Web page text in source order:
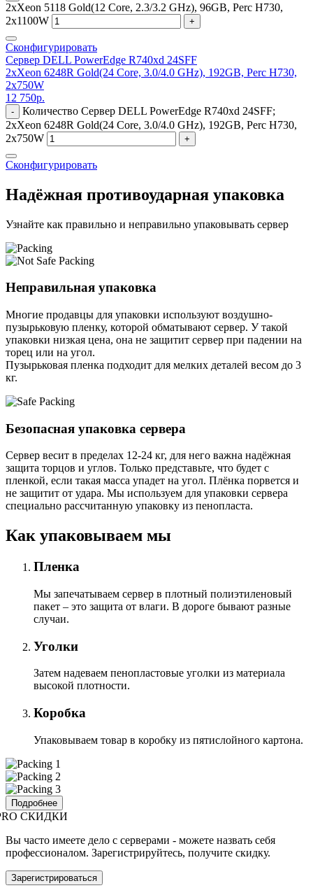
2xXeon 5118 Gold(12 Core, 2.3/3.2 GHz), 96GB, Perc H730,
2x1100W
+
Сконфигурировать
Сервер DELL PowerEdge R740xd 24SFF
2xXeon 6248R Gold(24 Core, 3.0/4.0 GHz), 192GB, Perc H730,
2x750W
12 750р.
-
Количество Сервер DELL PowerEdge R740xd 24SFF;
2xXeon 6248R Gold(24 Core, 3.0/4.0 GHz), 192GB, Perc H730,
2x750W
+
Сконфигурировать
Надёжная противоударная упаковка
Узнайте как правильно и неправильно упаковывать сервер
Неправильная упаковка
Многие продавцы для упаковки используют воздушно-
пузырьковую пленку, которой обматывают сервер. У такой
упаковки низкая цена, она не защитит сервер при падении на
торец или на угол.
Пузырьковая пленка подходит для мелких деталей весом до 3
кг.
Безопасная упаковка сервера
Сервер весит в пределах 12-24 кг, для него важна надёжная
защита торцов и углов. Только представьте, что будет с
пленкой, если такая масса упадет на угол. Плёнка порвется и
не защитит от удара. Мы используем для упаковки сервера
специально расcчитанную упаковку из пенопласта.
Как упаковываем мы
Пленка
Мы запечатываем сервер в плотный полиэтиленовый
пакет – это защита от влаги. В дороге бывают разные
случаи.
Уголки
Затем надеваем пенопластовые уголки из материала
высокой плотности.
Коробка
Упаковываем товар в коробку из пятислойного картона.
Подробнее
СКИДКИ
Вы часто имеете дело с серверами - можете назвать себя
профессионалом. Зарегистрируйтесь, получите скидку.
Зарегистрироваться